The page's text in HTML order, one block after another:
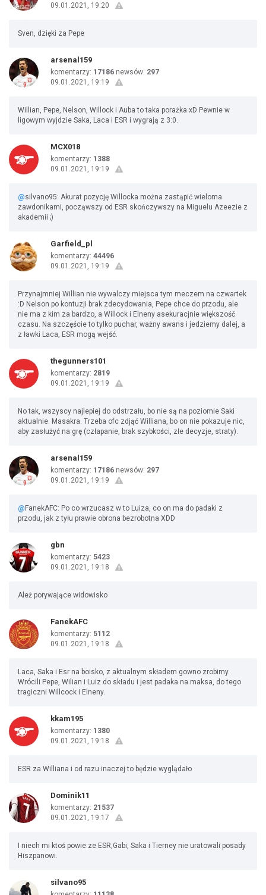
09.01.2021, 19:20
Sven, dzięki za Pepe
arsenal159
komentarzy: 17186 newsów: 297
09.01.2021, 19:19
Willian, Pepe, Nelson, Willock i Auba to taka porażka xD Pewnie w
ligowym wyjdzie Saka, Laca i ESR i wygrają z 3:0.
MCX018
komentarzy: 1388
09.01.2021, 19:19
@silvano95: Akurat pozycję Willocka można zastąpić wieloma
zawdonikami, począwszy od ESR skończywszy na Miguelu Azeezie z
akademii ;)
Garfield_pl
komentarzy: 44496
09.01.2021, 19:19
Przynajmniej Willian nie wywalczy miejsca tym meczem na czwartek
:D Nelson po kontuzji brak zdecydowania, Pepe chce do przodu, ale
nie ma z kim za bardzo, a Willock i Elneny asekuracjnie większość
czasu. Na szczęście to tylko puchar, ważny awans i jedziemy dalej, a
z ławki Laca, ESR mogą wejść.
thegunners101
komentarzy: 2819
09.01.2021, 19:19
No tak, wszyscy najlepiej do odstrzału, bo nie są na poziomie Saki
aktualnie. Masakra. Trzeba ofc zdjąć Williana, bo on nie pokazuje nic,
aby zasłużyć na grę (człapanie, brak szybkości, złe decyzje, straty).
arsenal159
komentarzy: 17186 newsów: 297
09.01.2021, 19:19
@ FanekAFC: Po co wrzucasz w to Luiza, co on ma do padaki z
przodu, jak z tyłu prawie obrona bezrobotna XDD
gbn
komentarzy: 5423
09.01.2021, 19:18
Ależ porywające widowisko
FanekAFC
komentarzy: 5112
09.01.2021, 19:18
Laca, Saka i Esr na boisko, z aktualnym składem gowno zrobimy.
Wrócili Pepe, Wilian i Luiz do składu i jest padaka na maksa, do tego
tragiczni Willcock i Elneny.
kkam195
komentarzy: 1380
09.01.2021, 19:18
ESR za Williana i od razu inaczej to będzie wyglądało
Dominik11
komentarzy: 21537
09.01.2021, 19:17
I niech mi ktoś powie ze ESR,Gabi, Saka i Tierney nie uratowali posady
Hiszpanowi.
silvano95